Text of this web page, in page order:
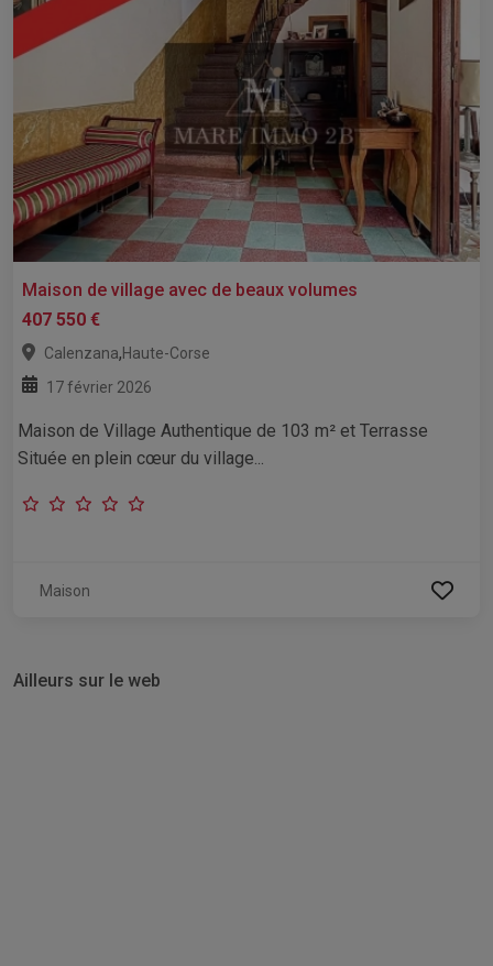
Maison de village avec de beaux volumes
407 550 €
Calenzana,Haute-Corse
17 février 2026
Maison de Village Authentique de 103 m² et Terrasse
Située en plein cœur du village...
Maison
Ailleurs sur le web